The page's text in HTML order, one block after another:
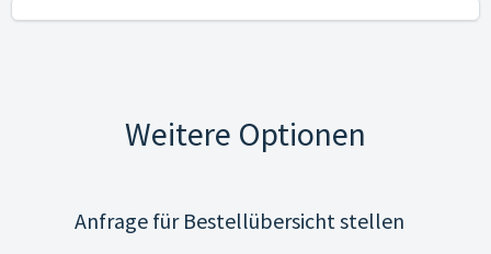
Weitere Optionen
Anfrage für Bestellübersicht stellen